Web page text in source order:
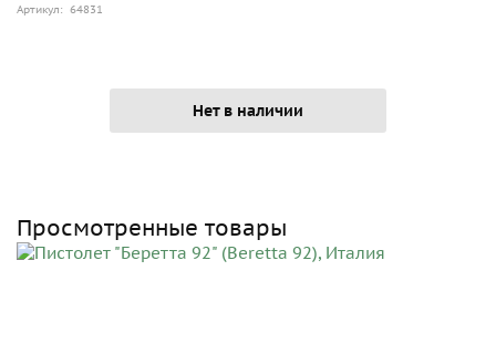
Артикул: 64831
Нет в наличии
Просмотренные товары